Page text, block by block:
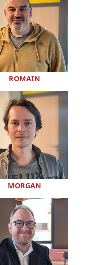
ROMAIN
MORGAN